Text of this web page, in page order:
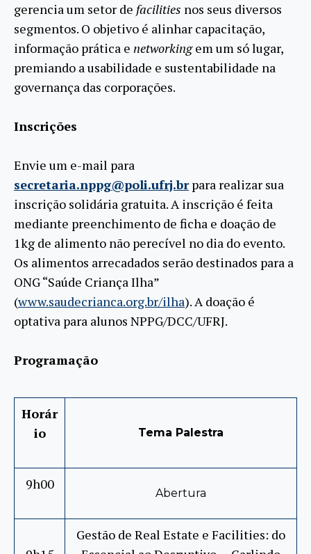
gerencia um setor de facilities nos seus diversos
segmentos. O objetivo é alinhar capacitação,
informação prática e networkingem um só lugar,
premiando a usabilidade e sustentabilidade na
governança das corporações.
Inscrições
Envie um e-mail para
secretaria.nppg@poli.ufrj.brpara realizar sua
inscrição solidária gratuita. A inscrição é feita
mediante preenchimento de ficha e doação de
1kg de alimento não perecível no dia do evento.
Os alimentos arrecadados serão destinados para a
ONG “Saúde Criança Ilha”
(www.saudecrianca.org.br/ilha). A doação é
optativa para alunos NPPG/DCC/UFRJ.
Programação
Horár
io
Tema Palestra
9h00
Abertura
Gestão de Real Estate e Facilities: do